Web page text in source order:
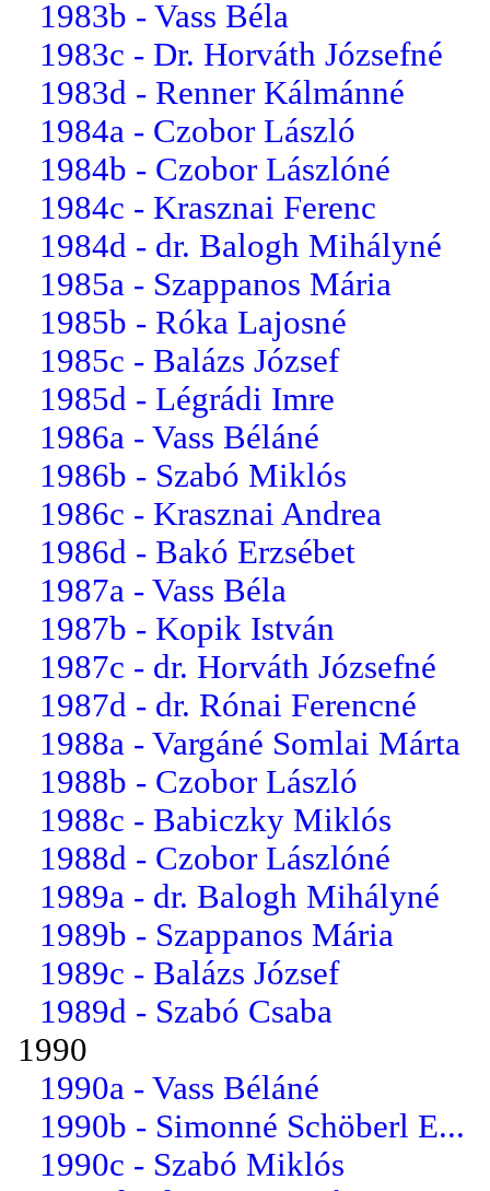
1983b - Vass Béla
1983c - Dr. Horváth Józsefné
1983d - Renner Kálmánné
1984a - Czobor László
1984b - Czobor Lászlóné
1984c - Krasznai Ferenc
1984d - dr. Balogh Mihályné
1985a - Szappanos Mária
1985b - Róka Lajosné
1985c - Balázs József
1985d - Légrádi Imre
1986a - Vass Béláné
1986b - Szabó Miklós
1986c - Krasznai Andrea
1986d - Bakó Erzsébet
1987a - Vass Béla
1987b - Kopik István
1987c - dr. Horváth Józsefné
1987d - dr. Rónai Ferencné
1988a - Vargáné Somlai Márta
1988b - Czobor László
1988c - Babiczky Miklós
1988d - Czobor Lászlóné
1989a - dr. Balogh Mihályné
1989b - Szappanos Mária
1989c - Balázs József
1989d - Szabó Csaba
1990
1990a - Vass Béláné
1990b - Simonné Schöberl E...
1990c - Szabó Miklós